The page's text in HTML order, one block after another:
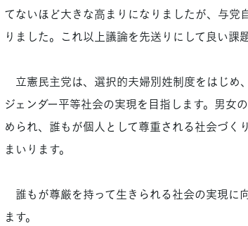
てないほど大きな高まりになりましたが、与党
りました。これ以上議論を先送りにして良い課
立憲民主党は、選択的夫婦別姓制度をはじめ
ジェンダー平等社会の実現を目指します。男女
められ、誰もが個人として尊重される社会づく
まいります。
誰もが尊厳を持って生きられる社会の実現に
ます。